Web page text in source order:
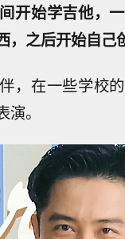
开始学吉他，
，之后开始自己
，在一些学校
。